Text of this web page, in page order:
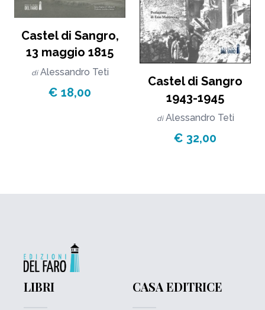
Castel di Sangro,
13 maggio 1815
di Alessandro Teti
€ 18,00
Castel di Sangro
1943-1945
di Alessandro Teti
€ 32,00
LIBRI CASA EDITRICE